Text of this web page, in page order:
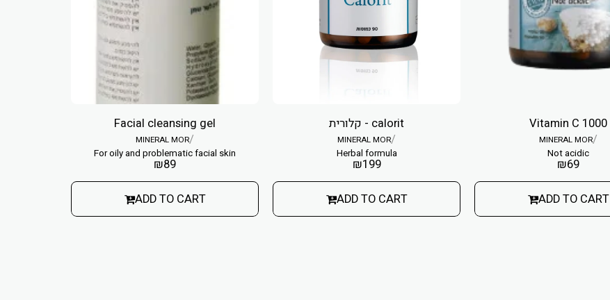
Facial cleansing gel
MINERAL MOR/
For oily and problematic facial skin
₪89
ADD TO CART
קלורית - calorit
MINERAL MOR/
Herbal formula
₪199
ADD TO CART
Vitamin C 1000
MINERAL MOR/
Not acidic
₪69
ADD TO CART